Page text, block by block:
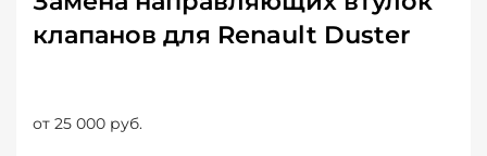
клапанов для Renault Duster
от 25 000 руб.